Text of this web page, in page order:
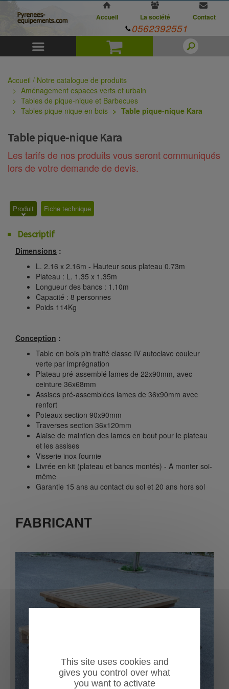
Panier
Accueil La société Contact
0562392551
Accueil / Notre catalogue de produits
Aménagement espaces verts et urbain
Tables de pique-nique et Barbecues
Tables pique nique en bois
Table pique-nique Kara
Table pique-nique Kara
Les tarifs de nos produits vous seront communiqués
lors de votre demande de devis.
Produit Fiche technique
Descriptif
Dimensions :
L. 2.16 x 2.16m - Hauteur sous plateau 0.73m
Plateau : L. 1.35 x 1.35m
Longueur des bancs : 1.10m
Capacité : 8 personnes
Poids 114Kg
Conception :
Table en bois pin traité classe IV autoclave couleur
verte par imprégnation
Plateau pré-assemblé lames de 22x90mm, avec
ceinture 36x68mm
Assises pré-assemblées lames de 36x90mm avec
renfort
Poteaux section 90x90mm
Traverses section 36x120mm
Alaise de maintien des lames en bout pour le plateau
et les assises
Visserie inox fournie
Livrée en kit (plateau et bancs montés) - A monter soi-
même
Garantie 15 ans au contact du sol et 20 ans hors sol
FABRICANT
This site uses cookies and
gives you control over what
you want to activate